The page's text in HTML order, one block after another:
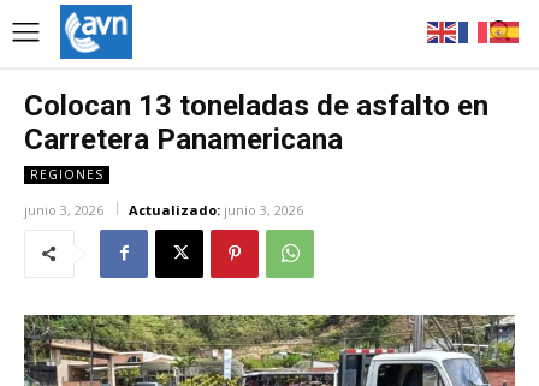
Colocan 13 toneladas de asfalto en
Carretera Panamericana
REGIONES
junio 3, 2026 Actualizado: junio 3, 2026